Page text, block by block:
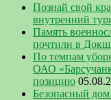
Познай свой
внутренний
Память
почтили в
По темпам
ОАО
позицию
Безопасный